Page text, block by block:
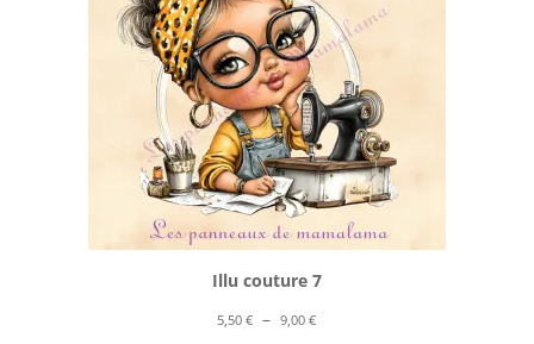
Illu couture 7
5,50€ – 9,00€Plage